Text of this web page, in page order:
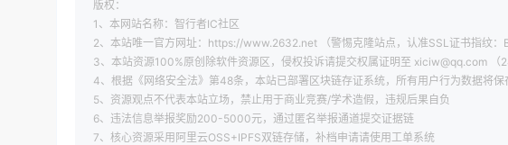
版权：
1、本网站名称：智行者IC社区
2、本站唯一官方网址：https://www.2632.net （警惕克隆站点，认准SSL证书指纹：
3、本站资源100%原创除软件资源区，侵权投诉请提交权属证明至 xiciw@qq.com （
4、根据《网络安全法》第48条，本站已部署区块链存证系统，所有用户行为数据将
5、资源观点不代表本站立场，禁止用于商业竞赛/学术造假，违规后果自负
6、违法信息举报奖励200-5000元，通过匿名举报通道提交证据链
7、核心资源采用阿里云OSS+IPFS双链存储，补档申请请使用工单系统